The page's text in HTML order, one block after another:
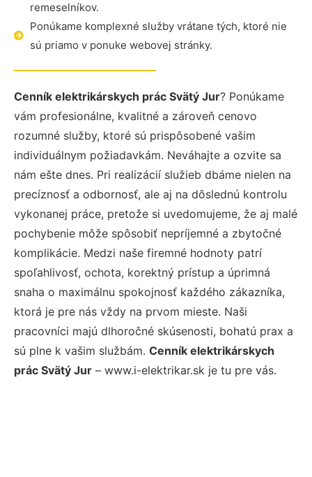
remeselníkov.
Ponúkame komplexné služby vrátane tých, ktoré nie
sú priamo v ponuke webovej stránky.
Cenník elektrikárskych prác Svätý Jur? Ponúkame
vám profesionálne, kvalitné a zároveň cenovo
rozumné služby, ktoré sú prispôsobené vašim
individuálnym požiadavkám. Neváhajte a ozvite sa
nám ešte dnes. Pri realizácií služieb dbáme nielen na
precíznosť a odbornosť, ale aj na dôslednú kontrolu
vykonanej práce, pretože si uvedomujeme, že aj malé
pochybenie môže spôsobiť nepríjemné a zbytočné
komplikácie. Medzi naše firemné hodnoty patrí
spoľahlivosť, ochota, korektný prístup a úprimná
snaha o maximálnu spokojnosť každého zákazníka,
ktorá je pre nás vždy na prvom mieste. Naši
pracovníci majú dlhoročné skúsenosti, bohatú prax a
sú plne k vašim službám. Cenník elektrikárskych
prác Svätý Jur – www.i-elektrikar.sk je tu pre vás.